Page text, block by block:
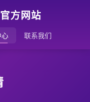
方网站
心 联系我们